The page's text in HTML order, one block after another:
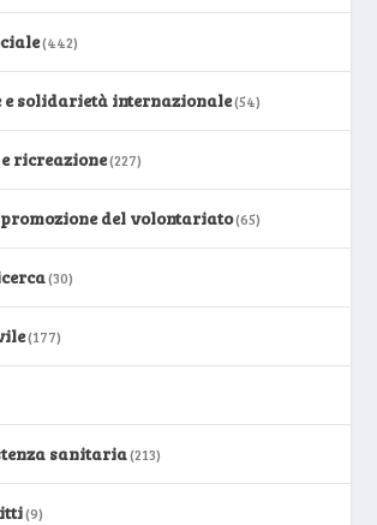
(442)
e solidarietà internazionale(54)
ricreazione(227)
del volontariato(65)
(30)
(177)
sanitaria(213)
(9)